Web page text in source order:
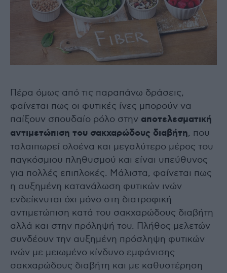
Πέρα όμως από τις παραπάνω δράσεις,
φαίνεται πως οι φυτικές ίνες μπορούν να
παίξουν σπουδαίο ρόλο στην αποτελεσματική
αντιμετώπιση του σακχαρώδους διαβήτη, που
ταλαιπωρεί ολοένα και μεγαλύτερο μέρος του
παγκόσμιου πληθυσμού και είναι υπεύθυνος
για πολλές επιπλοκές. Μάλιστα, φαίνεται πως
η αυξημένη κατανάλωση φυτικών ινών
ενδείκνυται όχι μόνο στη διατροφική
αντιμετώπιση κατά του σακχαρώδους διαβήτη
αλλά και στην πρόληψή του. Πλήθος μελετών
συνδέουν την αυξημένη πρόσληψη φυτικών
ινών με μειωμένο κίνδυνο εμφάνισης
σακχαρώδους διαβήτη και με καθυστέρηση